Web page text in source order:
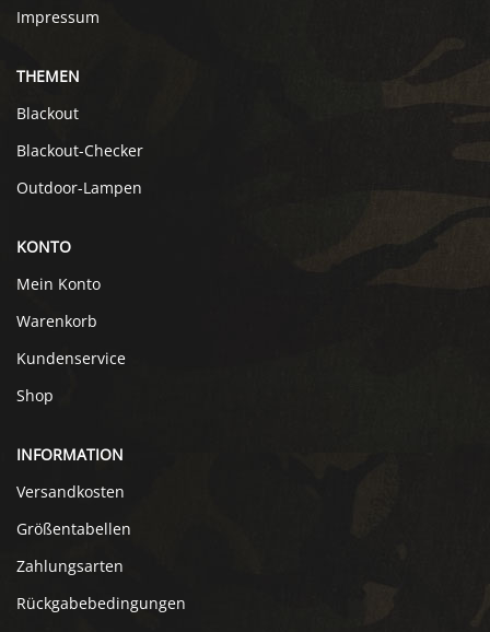
Impressum
THEMEN
Blackout
Blackout-Checker
Outdoor-Lampen
KONTO
Mein Konto
Warenkorb
Kundenservice
Shop
INFORMATION
Versandkosten
Größentabellen
Zahlungsarten
Rückgabebedingungen